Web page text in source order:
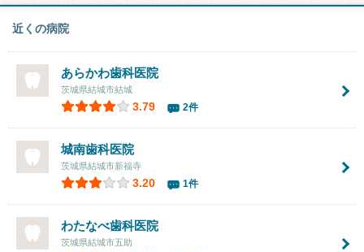
近くの病院
あらかわ歯科医院
茨城県結城市結城
3.79 2件
城南歯科医院
茨城県結城市新福寺
3.20 1件
わたなべ歯科医院
茨城県結城市五助